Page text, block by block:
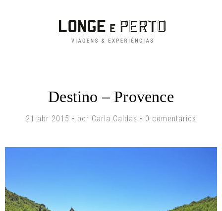
Destino – Provence
21 abr 2015 • por Carla Caldas • 0 comentários